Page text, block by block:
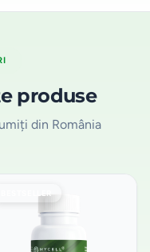
produse
din România
BESTSELLER